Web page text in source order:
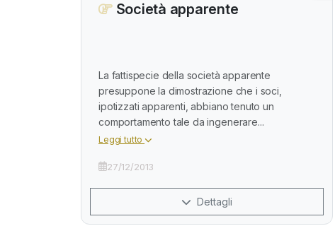
Società apparente
La fattispecie della società apparente
presuppone la dimostrazione che i soci,
ipotizzati apparenti, abbiano tenuto un
comportamento tale da ingenerare...
Leggi tutto
27/12/2013
Dettagli